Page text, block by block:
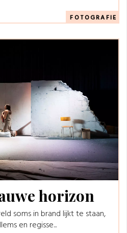
FOTOGRAFIE
horizon
soms in brand lijkt te staan,
en regisse...